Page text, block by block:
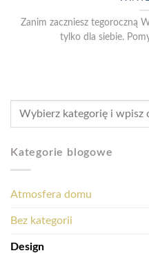
Zanim zaczniesz tegoroczną
tylko dla siebie.
Kategorie blogowe
Atmosfera domu
Bez kategorii
Design